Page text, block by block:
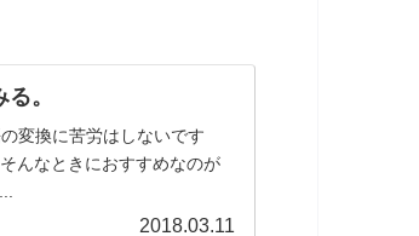
。
変換に苦労はしないです
んなときにおすすめなのが
2018.03.11